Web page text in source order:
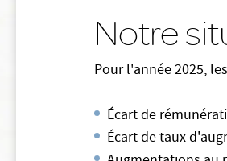
Notre
Pour l'année 2025,
Écart de
Écart de taux